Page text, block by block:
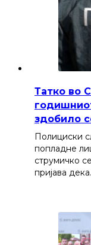
Татко во
здобило
Полициски
попладне
струмичко
пријава